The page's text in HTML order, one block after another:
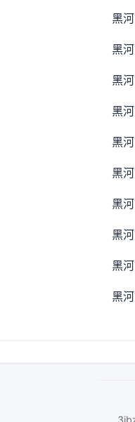
黑
黑
黑
黑
黑
黑
黑
黑
黑
黑